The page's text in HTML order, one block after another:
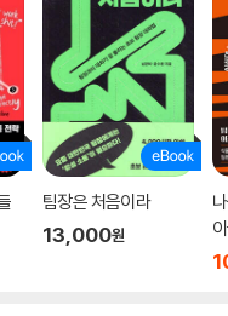
팀장은 처음이라
13,000원